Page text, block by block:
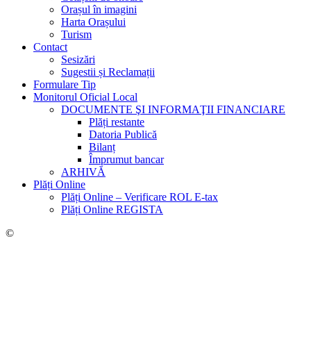
Orașul în imagini
Harta Orașului
Turism
Contact
Sesizări
Sugestii și Reclamații
Formulare Tip
Monitorul Oficial Local
DOCUMENTE ŞI INFORMAŢII FINANCIARE
Plăți restante
Datoria Publică
Bilanț
Împrumut bancar
ARHIVĂ
Plăți Online
Plăți Online – Verificare ROL E-tax
Plăți Online REGISTA
©